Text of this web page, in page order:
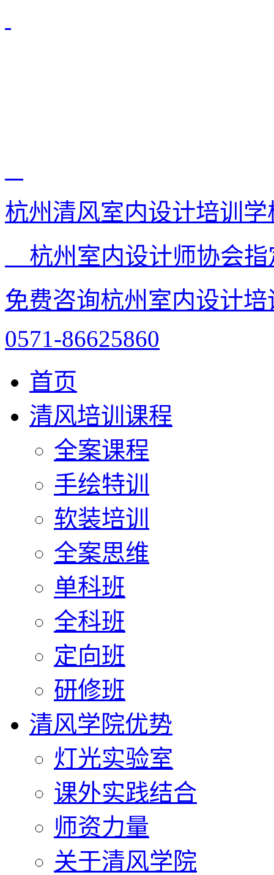
杭州清风室内设计培训学
杭州室内设计师协会
免费咨询杭州室内设计
0571-86625860
首页
清风培训课程
全案课程
手绘特训
软装培训
全案思维
单科班
全科班
定向班
研修班
清风学院优势
灯光实验室
课外实践结合
师资力量
关于清风学院